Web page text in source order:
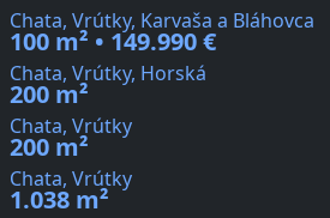
Chata, Vrútky, Karvaša a Bláhovca
100 m² • 149.990 €
Chata, Vrútky, Horská
200 m²
Chata, Vrútky
200 m²
Chata, Vrútky
1.038 m²